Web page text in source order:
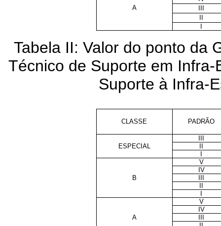
A
Tabela II: Valor do ponto da
Técnico de Suporte em
Suporte à Infra-
CLASSE PADRÃO
ESPECIAL
B
V
IV
A
V
IV